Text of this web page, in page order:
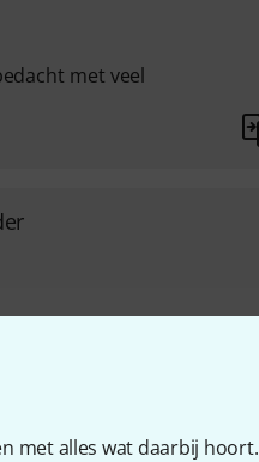
met alles wat daarbij hoort.
met veel